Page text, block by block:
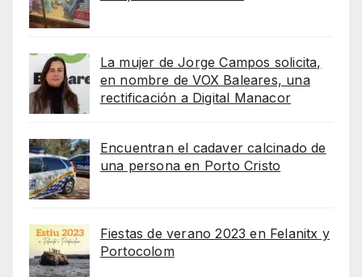
La mujer de Jorge Campos solicita,
en nombre de VOX Baleares, una
rectificación a Digital Manacor
Encuentran el cadaver calcinado de
una persona en Porto Cristo
Fiestas de verano 2023 en Felanitx y
Portocolom